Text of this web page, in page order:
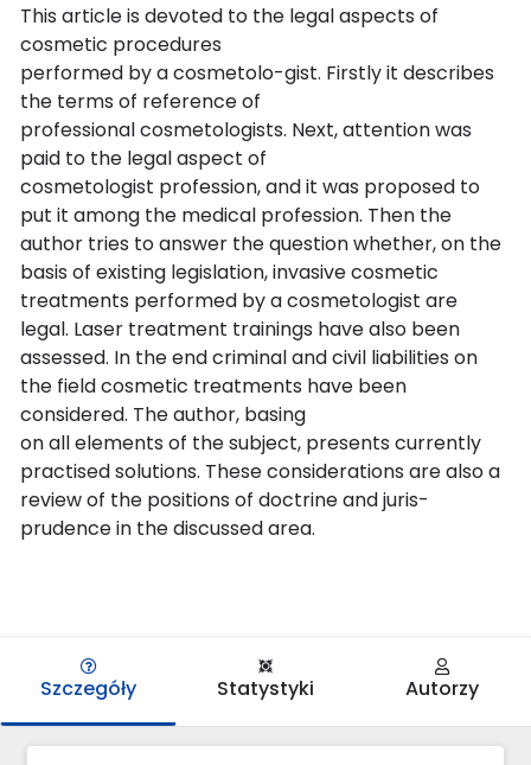
This article is devoted to the legal aspects of
cosmetic procedures
performed by a cosmetolo-gist. Firstly it describes
the terms of reference of
professional cosmetologists. Next, attention was
paid to the legal aspect of
cosmetologist profession, and it was proposed to
put it among the medical profession. Then the
author tries to answer the question whether, on the
basis of existing legislation, invasive cosmetic
treatments performed by a cosmetologist are
legal. Laser treatment trainings have also been
assessed. In the end criminal and civil liabilities on
the field cosmetic treatments have been
considered. The author, basing
on all elements of the subject, presents currently
practised solutions. These considerations are also a
review of the positions of doctrine and juris-
prudence in the discussed area.
Szczegóły Statystyki Autorzy